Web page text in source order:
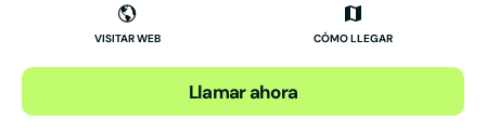
VISITAR WEB CÓMO LLEGAR
Llamar ahora